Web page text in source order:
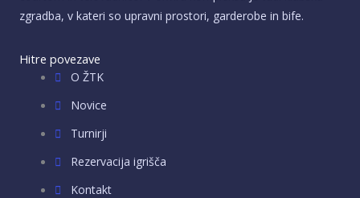
zgradba, v kateri so upravni prostori, garderobe in bife.
Hitre povezave
O ŽTK
Novice
Turnirji
Rezervacija igrišča
Kontakt